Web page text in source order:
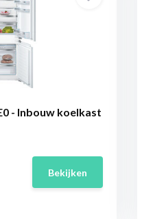
- Inbouw koelkast
Bekijken